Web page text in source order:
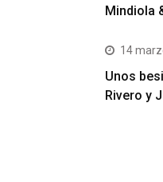
Mindiola
14
Unos
Rivero y